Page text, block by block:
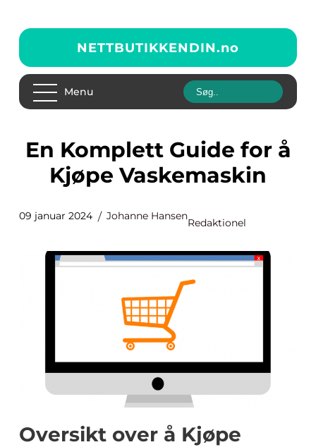
NETTBUTIKKENDIN.no
Menu
En Komplett Guide for å
Kjøpe Vaskemaskin
09 januar 2024 Johanne Hansen
Redaktionel
Oversikt over å Kjøpe